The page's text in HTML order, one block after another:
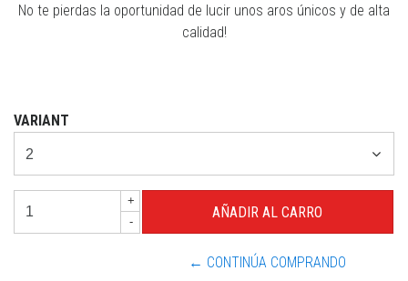
No te pierdas la oportunidad de lucir unos aros únicos y de alta
calidad!
VARIANT
+
-
← CONTINÚA COMPRANDO